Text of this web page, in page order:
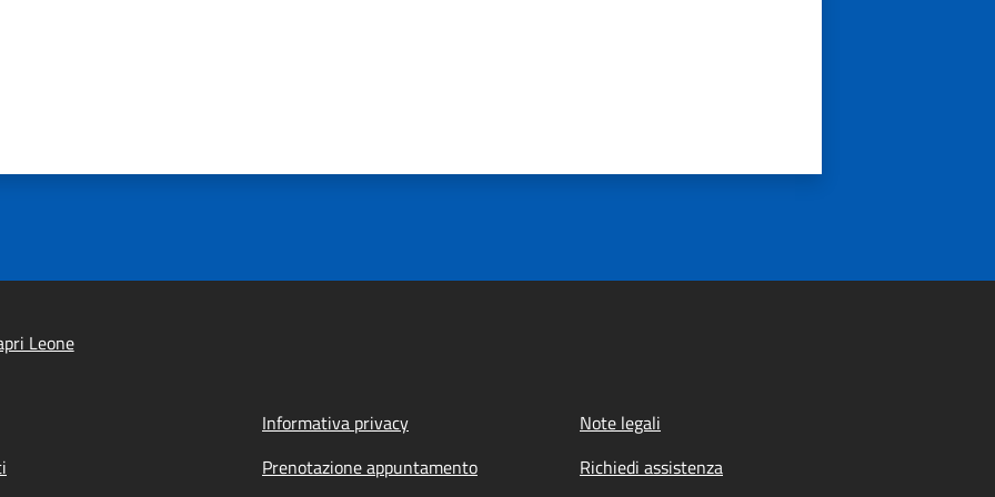
Leone
Informativa privacy
Note legali
Prenotazione appuntamento Richiedi assistenza